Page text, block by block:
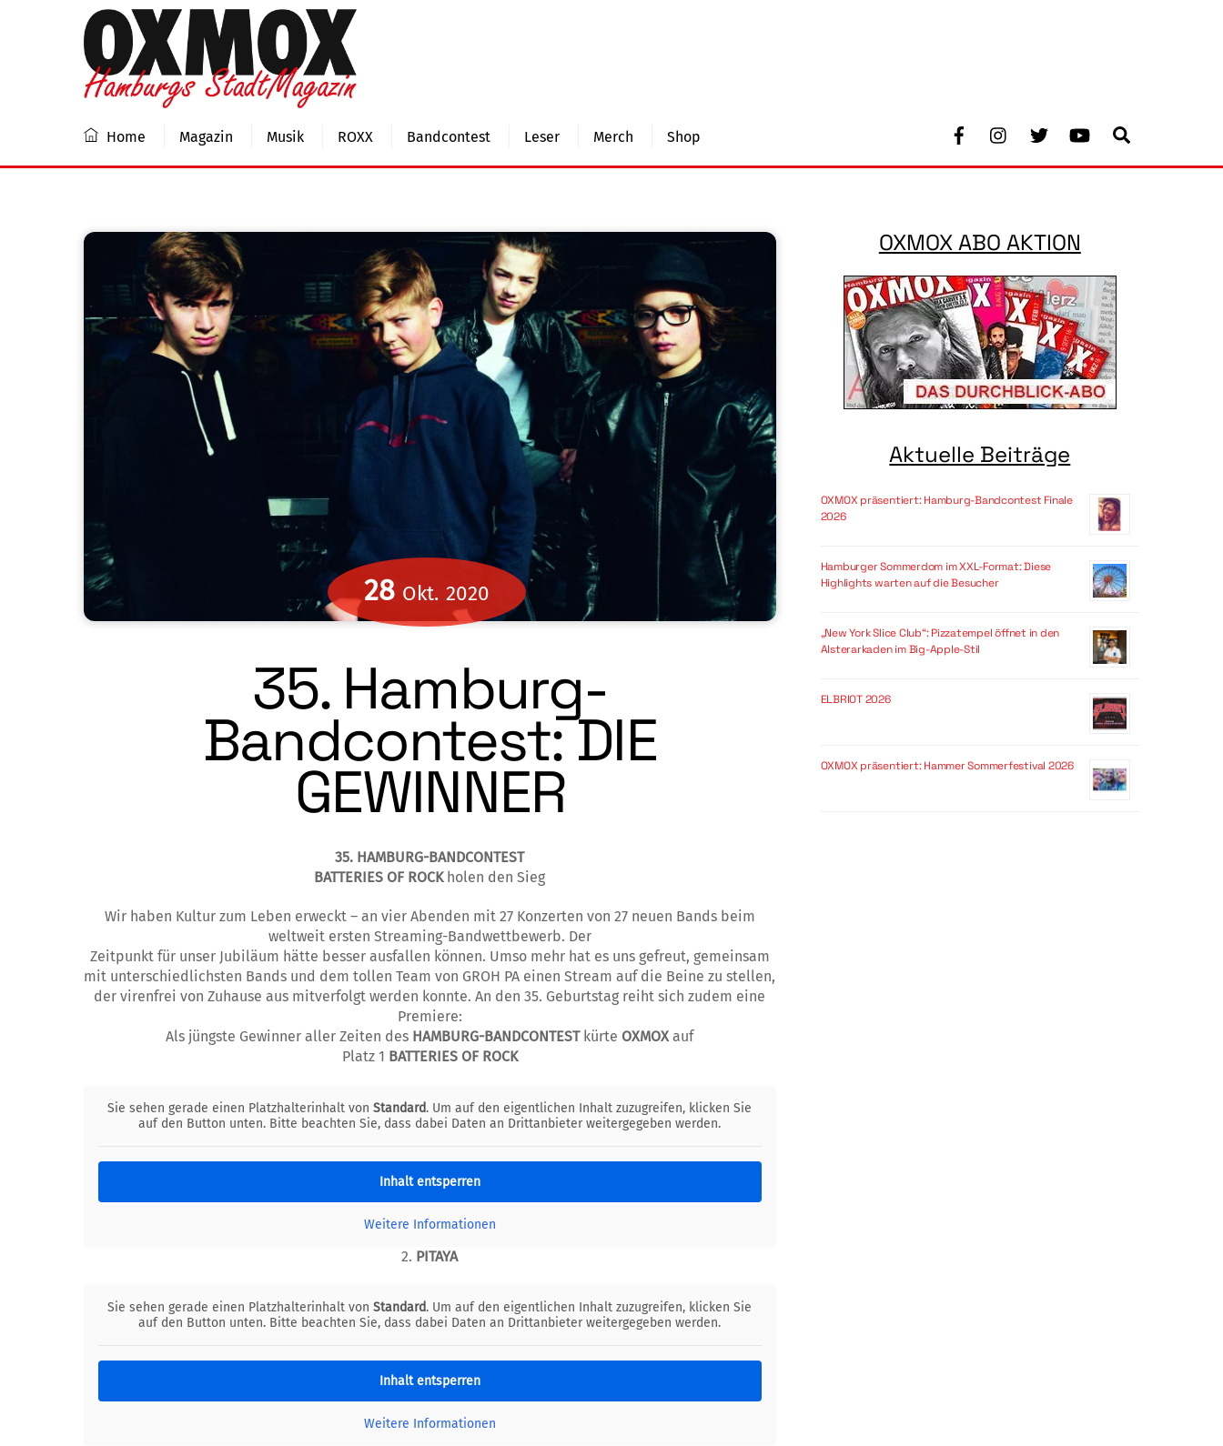
Facebook Youtube
Home Magazin Musik ROXX Bandcontest Leser Merch Shop
28 Okt. 2020
35. Hamburg-
Bandcontest: DIE
GEWINNER
35. HAMBURG-BANDCONTEST
BATTERIES OF ROCKholen den Sieg
Wir haben Kultur zum Leben erweckt – an vier Abenden mit 27 Konzerten von 27 neuen Bands beim
weltweit ersten Streaming-Bandwettbewerb. Der
Zeitpunkt für unser Jubiläum hätte besser ausfallen können. Umso mehr hat es uns gefreut, gemeinsam
mit unterschiedlichsten Bands und dem tollen Team von GROH PA einen Stream auf die Beine zu stellen,
der virenfrei von Zuhause aus mitverfolgt werden konnte. An den 35. Geburtstag reiht sich zudem eine
Premiere:
Als jüngste Gewinner aller Zeiten des HAMBURG-BANDCONTESTkürte OXMOXauf
Platz 1 BATTERIES OF ROCK
Sie sehen gerade einen Platzhalterinhalt vonStandard. Um auf den eigentlichen Inhalt zuzugreifen, klicken Sie
auf den Button unten. Bitte beachten Sie, dass dabei Daten an Drittanbieter weitergegeben werden.
Inhalt entsperren
Weitere Informationen
2. PITAYA
Sie sehen gerade einen Platzhalterinhalt vonStandard. Um auf den eigentlichen Inhalt zuzugreifen, klicken Sie
auf den Button unten. Bitte beachten Sie, dass dabei Daten an Drittanbieter weitergegeben werden.
Inhalt entsperren
Weitere Informationen
OXMOX ABO AKTION
Aktuelle Beiträge
OXMOX präsentiert: Hamburg-Bandcontest Finale
2026
Hamburger Sommerdom im XXL-Format: Diese
Highlights warten auf die Besucher
„New York Slice Club“: Pizzatempel öffnet in den
Alsterarkaden im Big-Apple-Stil
ELBRIOT 2026
OXMOX präsentiert: Hammer Sommerfestival 2026